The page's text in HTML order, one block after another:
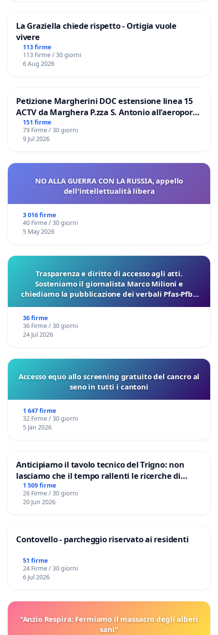
La Graziella chiede rispetto - Ortigia vuole
vivere
113 firme
113 Firme / 30 giorni
6 Aug 2026
Petizione Margherini DOC estensione linea 15
ACTV da Marghera P.zza S. Antonio all'aeroporto
Marco Polo tariffa a € 1,50
151 firme
79 Firme / 30 giorni
9 Jul 2026
NO ALLA GUERRA CON LA RUSSIA, appello
dell'intellettualità libera
3 016 firme
40 Firme / 30 giorni
5 May 2026
Trasparenza e diritto di accesso agli atti.
Sosteniamo il giornalista Marco Milioni e
chiediamo la pubblicazione dei verbali Pfas-Pfba
36 firme
36 Firme / 30 giorni
24 Jul 2026
Accesso equo allo screening gratuito del cancro al
seno in tutti i cantoni
1 647 firme
32 Firme / 30 giorni
5 Jan 2026
Anticipiamo il tavolo tecnico del Trigno: non
lasciamo che il tempo rallenti le ricerche di
Domenico Racanati
1 509 firme
26 Firme / 30 giorni
20 Jun 2026
Contovello - parcheggio riservato ai residenti
51 firme
24 Firme / 30 giorni
6 Jul 2026
"Anzio Respira: Fermiamo il massacro degli alberi
sani"